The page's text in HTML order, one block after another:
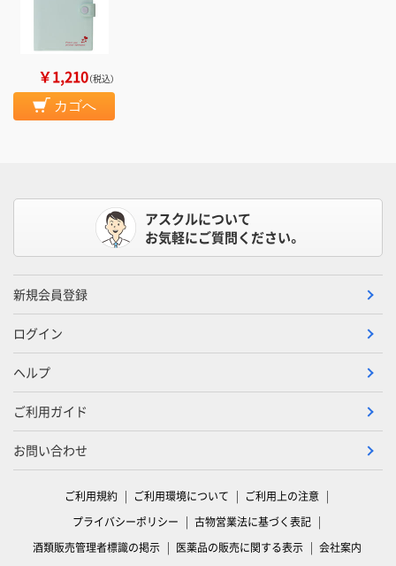
￥1,210（税込）
カゴへ
アスクルについて
お気軽にご質問ください。
新規会員登録
ログイン
ヘルプ
ご利用ガイド
お問い合わせ
ご利用規約 ご利用環境について
ご利用上の注意
プライバシーポリシー
古物営業法に基づく表記
酒類販売管理者標識の掲示
医薬品の販売に関する表示 会社案内